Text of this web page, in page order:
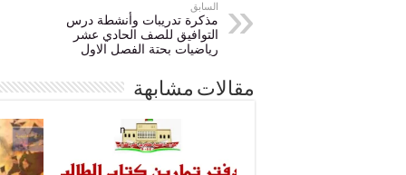
السابق
مذكرة تدريبات وأنشطة درس
التوافيق للصف الحادي عشر
رياضيات بحتة الفصل الاول
مقالات مشابهة